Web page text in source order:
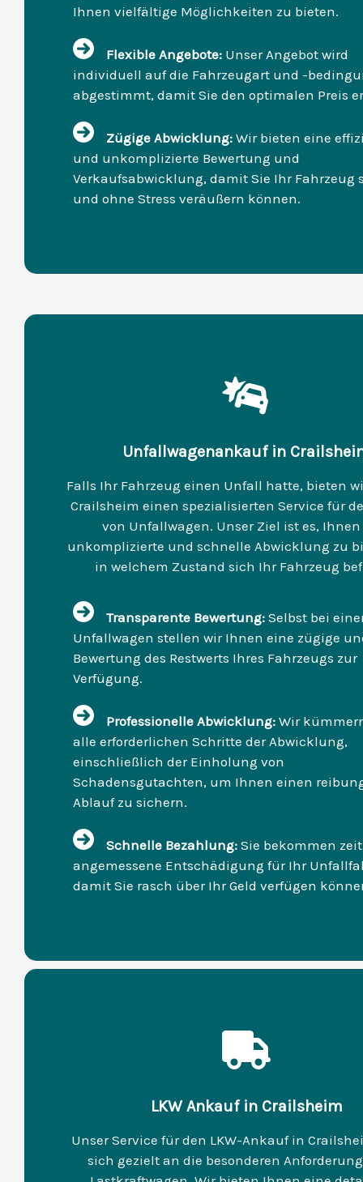
Ihnen vielfältige Möglichkeiten zu bieten.
Flexible Angebote: Unser Angebot wird
individuell auf die Fahrzeugart und -
abgestimmt, damit Sie den optimalen Preis
Zügige Abwicklung: Wir bieten eine
und unkomplizierte Bewertung und
Verkaufsabwicklung, damit Sie Ihr Fahrzeug
und ohne Stress veräußern können.
Unfallwagenankauf in
Falls Ihr Fahrzeug einen Unfall hatte, bieten
Crailsheim einen spezialisierten Service für
von Unfallwagen. Unser Ziel ist es,
unkomplizierte und schnelle Abwicklung zu
in welchem Zustand sich Ihr Fahrzeug
Transparente Bewertung: Selbst bei
Unfallwagen stellen wir Ihnen eine zügige
Bewertung des Restwerts Ihres Fahrzeugs zur
Verfügung.
Professionelle Abwicklung: Wir
alle erforderlichen Schritte der Abwicklung,
einschließlich der Einholung von
Schadensgutachten, um Ihnen einen
Ablauf zu sichern.
Schnelle Bezahlung: Sie bekommen
angemessene Entschädigung für Ihr
damit Sie rasch über Ihr Geld verfügen
LKW Ankauf in Crailsheim
Unser Service für den LKW-Ankauf in
sich gezielt an die besonderen